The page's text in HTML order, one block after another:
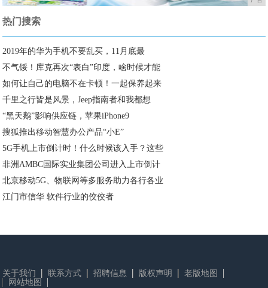
热门搜索
2019年的华为手机不要乱买，11月底最
不气馁！库克再次“表白”印度，啥时候才能
如何让自己的电脑不在卡顿！一起保养起来
千里之行皆是风景，Jeep指南者和我都想
“黑天鹅”影响供应链，苹果iPhone9
搜狐推出移动智慧办公产品“小E”
5G手机上市倒计时！什么时候该入手？这些
非洲AMBC国际实业集团公司进入上市倒计
北京移动5G、物联网等多服务助力各行各业
江门市信华 软件行业的佼佼者
关于我们 联系方式 招聘信息 版权声明
老版地图
网站地图